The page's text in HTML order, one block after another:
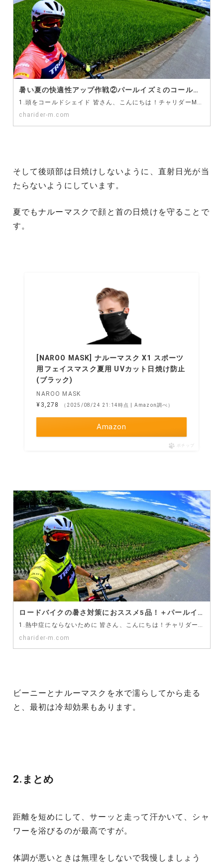
暑い夏の快適性アップ作戦②パールイズミのコールドシェイド ヘルメット ビーニーで頭の汗が止まる！
1.頭をコールドシェイド 皆さん、こんにちは！チャリダーMです。 今回は暑い夏対策の第2弾です。 ヘ…
charider-m.com
そして後頭部は日焼けしないように、直射日光が当
たらないようにしています。
夏でもナルーマスクで顔と首の日焼けを守ることで
す。
[NAROO MASK] ナルーマスク X1 スポーツ
用フェイスマスク夏用 UVカット日焼け防止
(ブラック)
NAROO MASK
¥3,278
（2025/08/24 21:14時点 | Amazon調べ）
Amazon
ポチップ
ロードバイクの暑さ対策におススメ5品！＋パールイズミのコールドシェイドを検討中です
1.熱中症にならないために 皆さん、こんにちは！チャリダーMです。 午前中、ホームコースを走ってきま…
charider-m.com
ビーニーとナルーマスクを水で濡らしてから走る
と、最初は冷却効果もあります。
2.まとめ
距離を短めにして、サーッと走って汗かいて、シャ
ワーを浴びるのが最高ですが。
体調が悪いときは無理をしないで我慢しましょう